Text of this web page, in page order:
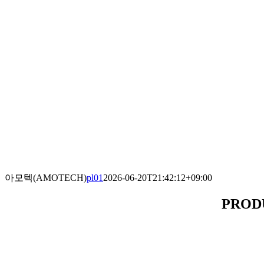
아모텍(AMOTECH)pl01 2026-06-20T21:42:12+09:00